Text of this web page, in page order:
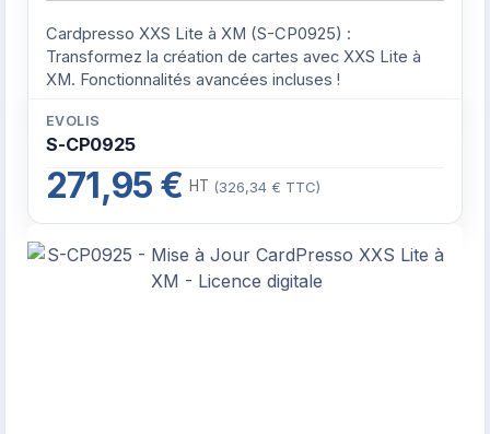
Cardpresso XXS Lite à XM (S-CP0925) :
Transformez la création de cartes avec XXS Lite à
XM. Fonctionnalités avancées incluses !
EVOLIS
S-CP0925
271,95 € HT (326,34 € TTC)